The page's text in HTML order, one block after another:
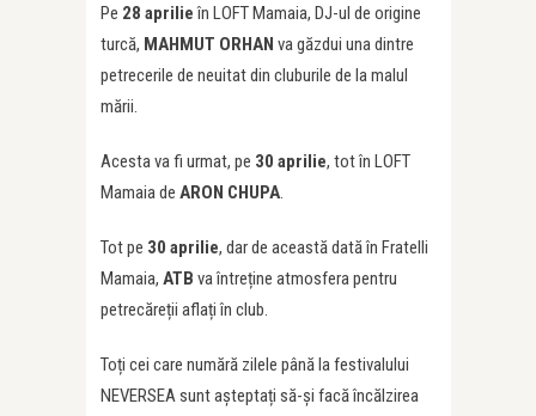
Pe 28 aprilieîn LOFT Mamaia, DJ-ul de origine
turcă, MAHMUT ORHAN va găzdui una dintre
petrecerile de neuitat din cluburile de la malul
mării.
Acesta va fi urmat, pe 30 aprilie, tot în LOFT
Mamaia de ARON CHUPA.
Tot pe 30 aprilie, dar de această dată în Fratelli
Mamaia, ATB va întreține atmosfera pentru
petrecăreții aflați în club.
Toți cei care numără zilele până la festivalului
NEVERSEA sunt așteptați să-și facă încălzirea